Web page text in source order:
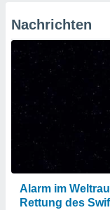
Nachrichten
Alarm im
Rettung des